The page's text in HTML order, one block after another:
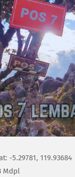
-5.29781, 119.93684
Mdpl